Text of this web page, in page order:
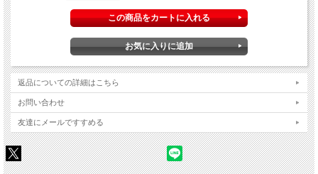
返品についての詳細はこちら
お問い合わせ
友達にメールですすめる